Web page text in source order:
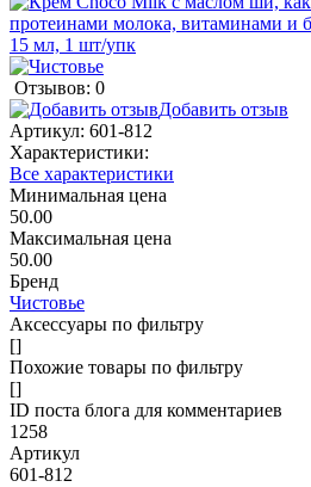
Отзывов: 0
Добавить отзыв
Артикул: 601-812
Характеристики:
Все характеристики
Минимальная цена
50.00
Максимальная цена
50.00
Бренд
Чистовье
Аксессуары по фильтру
[]
Похожие товары по фильтру
[]
ID поста блога для комментариев
1258
Артикул
601-812